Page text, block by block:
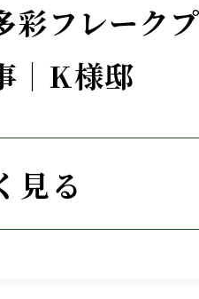
彩フレーク
｜K様邸
見る